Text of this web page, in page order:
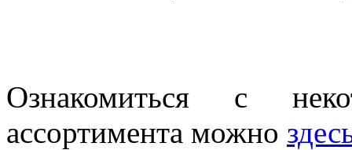
Ознакомиться с
ассортимента можно